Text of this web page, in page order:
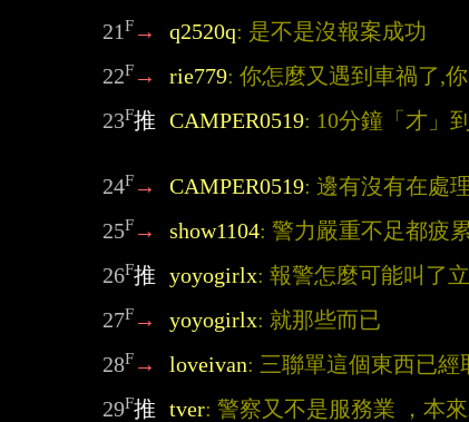
21F → q2520q: 是不是沒報案成功
22F → rie779: 你怎麼又遇到車禍了,
23F推 CAMPER0519: 10分鐘「才」
24F → CAMPER0519: 邊有沒有在處
25F → show1104: 警力嚴重不足都疲
26F推 yoyogirlx: 報警怎麼可能叫了
27F → yoyogirlx: 就那些而已
28F → loveivan: 三聯單這個東西已
29F推 tver: 警察又不是服務業 ，本